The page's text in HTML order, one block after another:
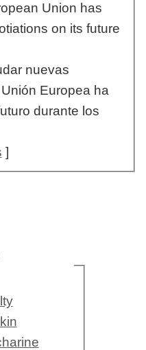
Union has
on its future
nuevas
Europea ha
durante los
]